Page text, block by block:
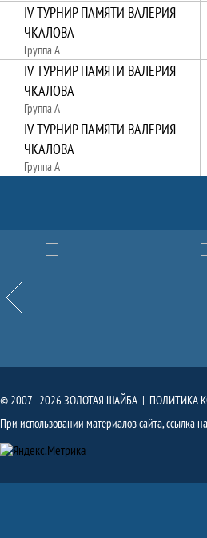
IV ТУРНИР ПАМЯТИ ВАЛЕРИЯ
ЧКАЛОВА
Группа А
IV ТУРНИР ПАМЯТИ ВАЛЕРИЯ
ЧКАЛОВА
Группа А
IV ТУРНИР ПАМЯТИ ВАЛЕРИЯ
ЧКАЛОВА
Группа А
Назад
Партнёры
© 2007 - 2026 ЗОЛОТАЯ ШАЙБА | ПОЛИТИКА
При использовании материалов сайта, ссылка